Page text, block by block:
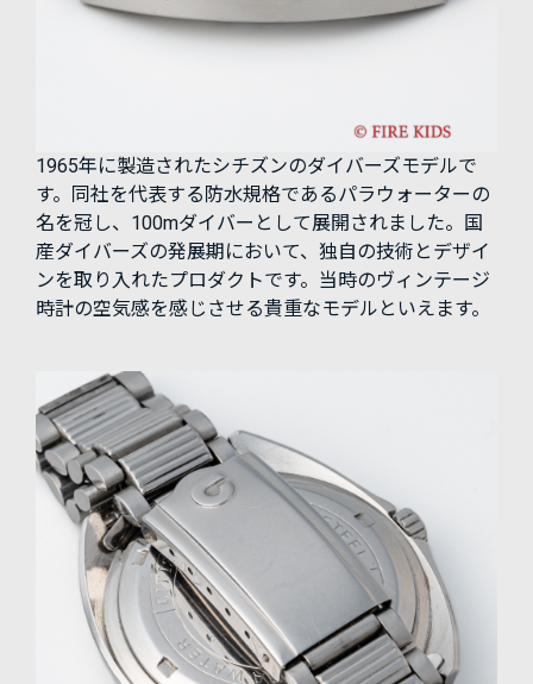
1965年に製造されたシチズンのダイバーズモデルで
す。同社を代表する防水規格であるパラウォーターの
名を冠し、100mダイバーとして展開されました。国
産ダイバーズの発展期において、独自の技術とデザイ
ンを取り入れたプロダクトです。当時のヴィンテージ
時計の空気感を感じさせる貴重なモデルといえます。